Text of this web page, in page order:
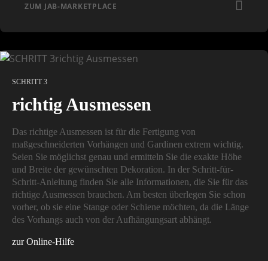
ZUM JAB-MARKETPLACE
SCHRITT 3
richtig Ausmessen
Das richtige Ausmessen ist für die Fertigung von
maßgeschneiderten Vorhängen und Gardinen extrem wichtig.
Seien Sie möglichst genau und ermitteln Sie die exakte Höhe
und Breite der gewünschten Dekoration. In der Schritt-für-
Schritt-Anleitung finden Sie alle Informationen, die Sie für das
richtige Ausmessen brauchen. Am besten überlegen Sie schon
vorher, ob sie eine Stange oder Schiene möchten, da die Länge
des Vorhangs auch von der Aufhängungsart abhängt.
zur Online-Hilfe